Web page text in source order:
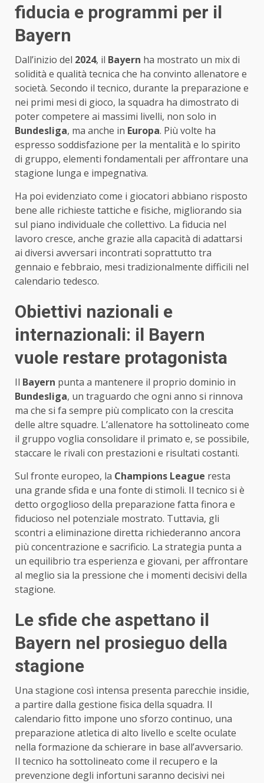
fiducia e programmi per il
Bayern
Dall’inizio del 2024, il Bayern ha mostrato un mix di
solidità e qualità tecnica che ha convinto allenatore e
società. Secondo il tecnico, durante la preparazione e
nei primi mesi di gioco, la squadra ha dimostrato di
poter competere ai massimi livelli, non solo in
Bundesliga, ma anche in Europa. Più volte ha
espresso soddisfazione per la mentalità e lo spirito
di gruppo, elementi fondamentali per affrontare una
stagione lunga e impegnativa.
Ha poi evidenziato come i giocatori abbiano risposto
bene alle richieste tattiche e fisiche, migliorando sia
sul piano individuale che collettivo. La fiducia nel
lavoro cresce, anche grazie alla capacità di adattarsi
ai diversi avversari incontrati soprattutto tra
gennaio e febbraio, mesi tradizionalmente difficili nel
calendario tedesco.
Obiettivi nazionali e
internazionali: il Bayern
vuole restare protagonista
Il Bayern punta a mantenere il proprio dominio in
Bundesliga, un traguardo che ogni anno si rinnova
ma che si fa sempre più complicato con la crescita
delle altre squadre. L’allenatore ha sottolineato come
il gruppo voglia consolidare il primato e, se possibile,
staccare le rivali con prestazioni e risultati costanti.
Sul fronte europeo, la Champions League resta
una grande sfida e una fonte di stimoli. Il tecnico si è
detto orgoglioso della preparazione fatta finora e
fiducioso nel potenziale mostrato. Tuttavia, gli
scontri a eliminazione diretta richiederanno ancora
più concentrazione e sacrificio. La strategia punta a
un equilibrio tra esperienza e giovani, per affrontare
al meglio sia la pressione che i momenti decisivi della
stagione.
Le sfide che aspettano il
Bayern nel prosieguo della
stagione
Una stagione così intensa presenta parecchie insidie,
a partire dalla gestione fisica della squadra. Il
calendario fitto impone uno sforzo continuo, una
preparazione atletica di alto livello e scelte oculate
nella formazione da schierare in base all’avversario.
Il tecnico ha sottolineato come il recupero e la
prevenzione degli infortuni saranno decisivi nei